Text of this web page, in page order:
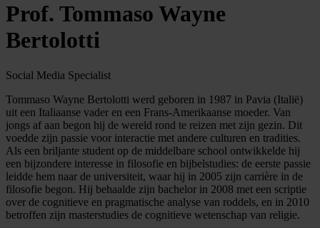
Prof. Tommaso Wayne
Bertolotti
Social Media Specialist
Tommaso Wayne Bertolotti werd geboren in 1987 in Pavia (Italië)
uit een Italiaanse vader en een Frans-Amerikaanse moeder. Van
jongs af aan begon hij de wereld rond te reizen met zijn gezin. Dit
voedde zijn passie voor interactie met andere culturen en tradities.
Als een briljante student op de middelbare school ontwikkelde hij
een bijzondere interesse in filosofie en bijbelstudies: de eerste passie
leidde hem naar de universiteit, waar hij in 2005 zijn carrière in de
filosofie begon. Hij behaalde zijn bachelor in 2008 met een scriptie
over de cognitieve en pragmatische analyse van roddels, en in 2010
betroffen zijn masterstudies de cognitieve wetenschap van religie.